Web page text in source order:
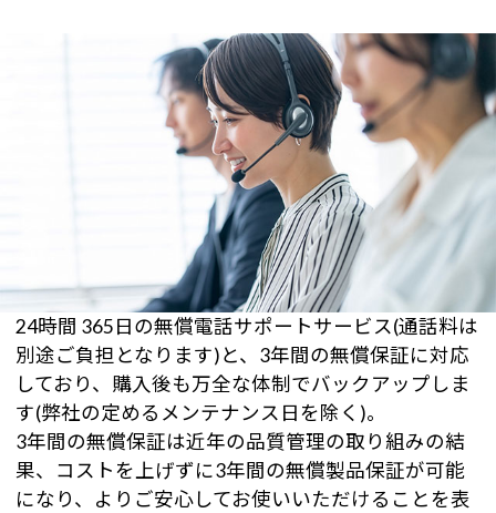
24時間 365日の無償電話サポートサービス(通話料は
別途ご負担となります)と、3年間の無償保証に対応
しており、購入後も万全な体制でバックアップしま
す(弊社の定めるメンテナンス日を除く)。
3年間の無償保証は近年の品質管理の取り組みの結
果、コストを上げずに3年間の無償製品保証が可能
になり、よりご安心してお使いいただけることを表